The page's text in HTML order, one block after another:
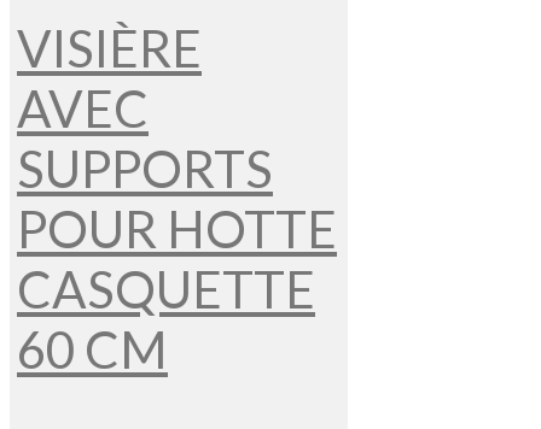
VISIÈRE
AVEC
SUPPORTS
POUR HOTTE
CASQUETTE
60 CM